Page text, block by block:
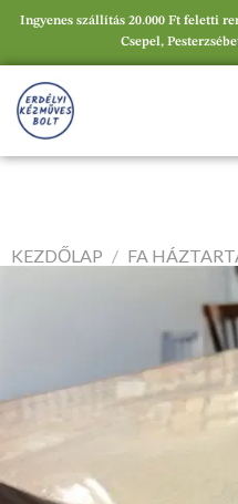
Ingyenes szállítás 20.000 Ft feletti
Csepel,
KEZDŐLAP / FA